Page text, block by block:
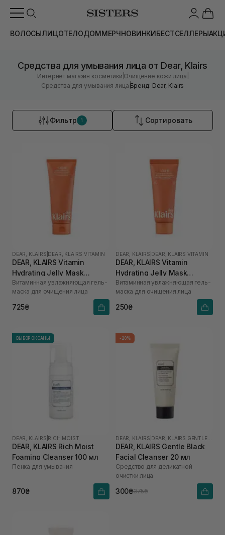
ВОЛОСЫЛИЦОТЕЛОДОММЕРЧНОВИНКИБЕСТСЕЛЛЕРЫ
Средства для умывания лица от Dear, Klairs
Интернет магазин косметики |Очищение кожи лица
Средства для умывания лица |Бренд: Dear, Klairs
Фильтр 1 Сортировать
DEAR, KLAIRS DEAR, KLAIRS VITAMIN
DEAR, KLAIRS Vitamin
Hydrating Jelly Mask
Cleanser 150 мл
Витаминная увлажняющая гель-
маска для очищения лица
725₴
DEAR, KLAIRS DEAR, KLAIRS VITAMIN
DEAR, KLAIRS Vitamin
Hydrating Jelly Mask
Cleanser 20 мл
Витаминная увлажняющая гель-
маска для очищения лица
250₴
ВЫБОР ОКСАНЫ
DEAR, KLAIRS RICH MOIST
DEAR, KLAIRS Rich Moist
Foaming Cleanser 100 мл
Пенка для умывания
870₴
-20%
DEAR, KLAIRS
DEAR, KLAIRS Gentle Black
Facial Cleanser 20 мл
Средство для деликатной
очистки лица
300₴375₴